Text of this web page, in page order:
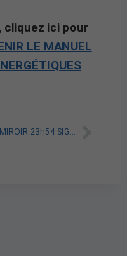
cliquez ici pour
LE MANUEL
HEURE MIROIR 23h54 SIGNIFICATION SPIRITUELLE [A LIRE]